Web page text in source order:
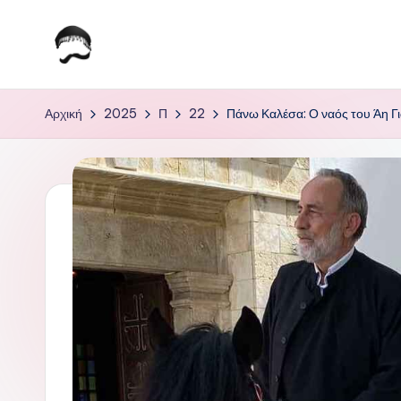
Μετάβαση
Τ
ο
α
Αρχική 2025 Π 22 Πάνω Καλέσα: Ο ναός του Άη